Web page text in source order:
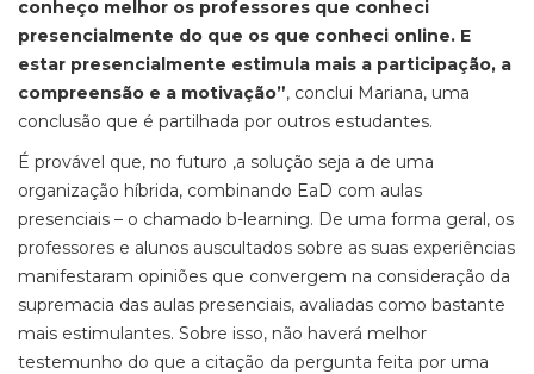
conheço melhor os professores que conheci
presencialmente do que os que conheci online. E
estar presencialmente estimula mais a participação, a
compreensão e a motivação”, conclui Mariana, uma
conclusão que é partilhada por outros estudantes.
É provável que, no futuro ,a solução seja a de uma
organização híbrida, combinando EaD com aulas
presenciais – o chamado b-learning. De uma forma geral, os
professores e alunos auscultados sobre as suas experiências
manifestaram opiniões que convergem na consideração da
supremacia das aulas presenciais, avaliadas como bastante
mais estimulantes. Sobre isso, não haverá melhor
testemunho do que a citação da pergunta feita por uma